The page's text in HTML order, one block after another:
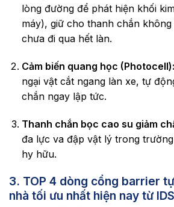
lòng đường để phát hiện khối
máy), giữ cho thanh chắn
chưa đi qua hết làn.
Cảm biến quang học (Photocell):
ngại vật cắt ngang làn xe, tự
chắn ngay lập tức.
Thanh chắn bọc cao su giảm
đa lực va đập vật lý trong
hy hữu.
3. TOP 4 dòng cổng barrier
nhà tối ưu nhất hiện nay từ